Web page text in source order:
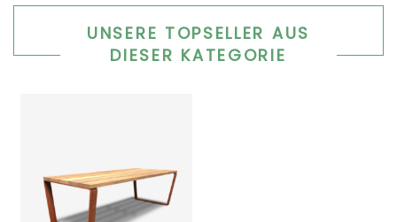
UNSERE TOPSELLER AUS
DIESER KATEGORIE